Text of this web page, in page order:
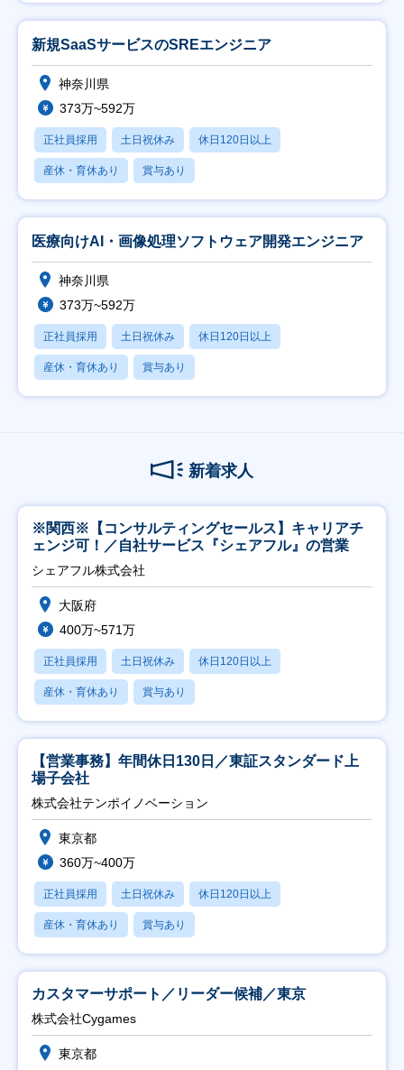
新規SaaSサービスのSREエンジニア
神奈川県
373万~592万
正社員採用 土日祝休み 休日120日以上
産休・育休あり 賞与あり
医療向けAI・画像処理ソフトウェア開発エンジニア
神奈川県
373万~592万
正社員採用 土日祝休み 休日120日以上
産休・育休あり 賞与あり
新着求人
※関西※【コンサルティングセールス】キャリアチ
ェンジ可！／自社サービス『シェアフル』の営業
シェアフル株式会社
大阪府
400万~571万
正社員採用 土日祝休み 休日120日以上
産休・育休あり 賞与あり
【営業事務】年間休日130日／東証スタンダード上
場子会社
株式会社テンポイノベーション
東京都
360万~400万
正社員採用 土日祝休み 休日120日以上
産休・育休あり 賞与あり
カスタマーサポート／リーダー候補／東京
株式会社Cygames
東京都